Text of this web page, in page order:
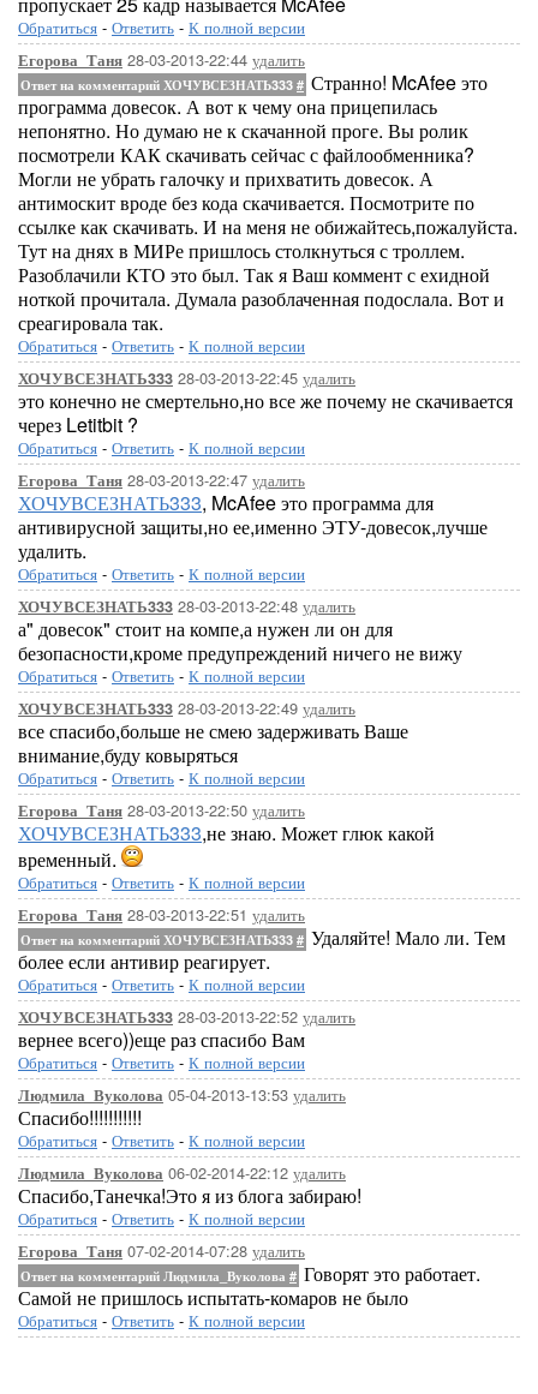
Обратиться - Ответить - К полной версии
Егорова_Таня 28-03-2013-22:44 удалить
Ответ на комментарий ХОЧУВСЕЗНАТЬ333 # Странно! McAfee это
программа довесок. А вот к чему она прицепилась
непонятно. Но думаю не к скачанной проге. Вы ролик
посмотрели КАК скачивать сейчас с файлообменника?
Могли не убрать галочку и прихватить довесок. А
антимоскит вроде без кода скачивается. Посмотрите по
ссылке как скачивать. И на меня не обижайтесь,пожалуйста.
Тут на днях в МИРе пришлось столкнуться с троллем.
Разоблачили КТО это был. Так я Ваш коммент с ехидной
ноткой прочитала. Думала разоблаченная подослала. Вот и
среагировала так.
Обратиться - Ответить - К полной версии
ХОЧУВСЕЗНАТЬ333 28-03-2013-22:45 удалить
это конечно не смертельно,но все же почему не скачивается
через Letitbit ?
Обратиться - Ответить - К полной версии
Егорова_Таня 28-03-2013-22:47 удалить
ХОЧУВСЕЗНАТЬ333, McAfee это программа для
антивирусной защиты,но ее,именно ЭТУ-довесок,лучше
удалить.
Обратиться - Ответить - К полной версии
ХОЧУВСЕЗНАТЬ333 28-03-2013-22:48 удалить
а" довесок" стоит на компе,а нужен ли он для
безопасности,кроме предупреждений ничего не вижу
Обратиться - Ответить - К полной версии
ХОЧУВСЕЗНАТЬ333 28-03-2013-22:49 удалить
все спасибо,больше не смею задерживать Ваше
внимание,буду ковыряться
Обратиться - Ответить - К полной версии
Егорова_Таня 28-03-2013-22:50 удалить
ХОЧУВСЕЗНАТЬ333,не знаю. Может глюк какой
временный.
Обратиться - Ответить - К полной версии
Егорова_Таня 28-03-2013-22:51 удалить
Ответ на комментарий ХОЧУВСЕЗНАТЬ333 # Удаляйте! Мало ли. Тем
более если антивир реагирует.
Обратиться - Ответить - К полной версии
ХОЧУВСЕЗНАТЬ333 28-03-2013-22:52 удалить
вернее всего))еще раз спасибо Вам
Обратиться - Ответить - К полной версии
Людмила_Вуколова 05-04-2013-13:53 удалить
Спасибо!!!!!!!!!!!
Обратиться - Ответить - К полной версии
Людмила_Вуколова 06-02-2014-22:12 удалить
Спасибо,Танечка!Это я из блога забираю!
Обратиться - Ответить - К полной версии
Егорова_Таня 07-02-2014-07:28 удалить
Ответ на комментарий Людмила_Вуколова # Говорят это работает.
Самой не пришлось испытать-комаров не было
Обратиться - Ответить - К полной версии